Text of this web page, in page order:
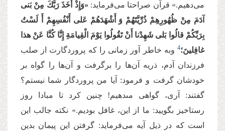
می‌دهیم.» قرآن صراحتا می‌فرماید: «وَإِذْ أَخَذَ رَبُّكَ مِنْ بَنی‏
آدَمَ مِنْ ظُهُورِهِمْ ذُرِّیَّتَهُمْ وَ أَشْهَدَهُمْ عَلى‏ أَنْفُسِهِمْ أَ لَسْتُ
بِرَبِّكُمْ قالُوا بَلى‏ شَهِدْنا أَنْ تَقُولُوا یَوْمَ الْقِیامَةِ إِنَّا كُنَّا عَنْ هذا
غافِلینَ؛4 وبه خاطر آور زمانى را كه پروردگارت از صلب
فرزندان آدم، ذریه آن‌ها را برگرفت و آن‌ها را گواه بر
خودشان گرفت و فرمود: آیا من پروردگار شما نیستم؟
گفتند: آرى، گواهى مى‏دهیم! چنین كرد تا مبادا روز
رستاخیز بگویید: ما از این، غافل بودیم.» نکته جالب این
است که در ذیل آیه می‌فرماید: گرفتن این پیمان بدین